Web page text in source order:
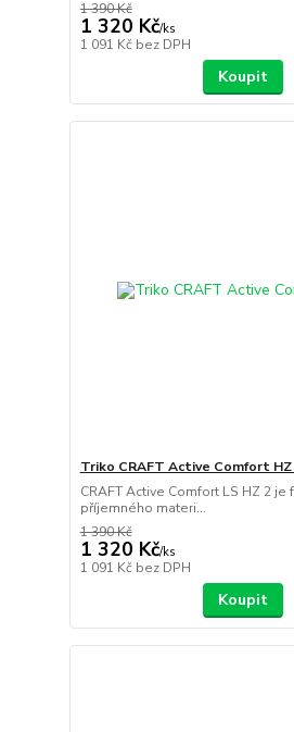
1 390 Kč
1 320 Kč/ks
1 091 Kč bez DPH
Koupit
Triko CRAFT Active Comfort HZ
CRAFT Active Comfort LS HZ 2 je
příjemného materi...
1 390 Kč
1 320 Kč/ks
1 091 Kč bez DPH
Koupit